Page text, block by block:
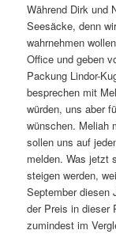
Während Dirk und
Seesäcke, denn
wahrnehmen
Office und geben
Packung Lindor-
besprechen mit
würden, uns aber
wünschen. Meliah
sollen uns auf
melden. Was jetzt
steigen werden,
September diesen
der Preis in dieser
zumindest im